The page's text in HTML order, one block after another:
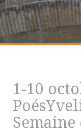
1-10
Semaine